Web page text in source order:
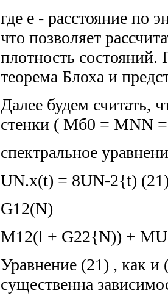
где е - расстояние по
что позволяет
плотность
теорема Блоха и
Далее будем
стенки ( Мб0 = MNN
спектральное
UN.x(t) = 8UN-2{t)
G12(N)
M12(l + G22{N)) +
Уравнение (21) , как и
существенна